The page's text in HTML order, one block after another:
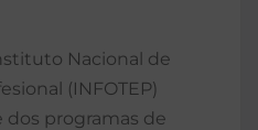
Nacional de
(INFOTEP)
programas de